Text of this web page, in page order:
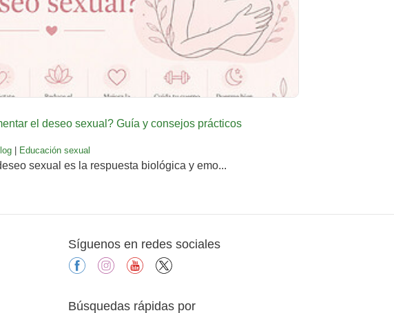
el deseo sexual? Guía y consejos prácticos
| Educación sexual
sexual es la respuesta biológica y emo...
Síguenos en redes sociales
facebookinstagramyoutube
Búsquedas rápidas por